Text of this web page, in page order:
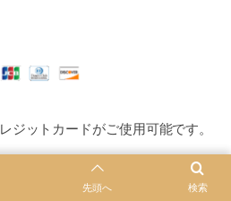
ジットカードがご使用可能です。
一括払いのみです。分割払いや、
ることはできません。カード決済
検索
先頭へ